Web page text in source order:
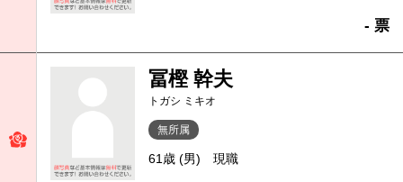
- 票
冨樫 幹夫
トガシ ミキオ
無所属
61歳 (男) 現職